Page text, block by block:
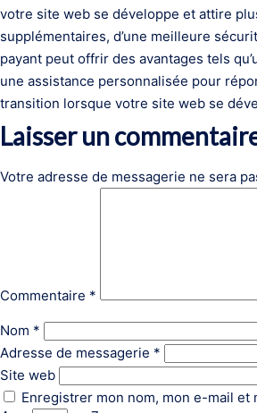
votre site web se développe et attire
supplémentaires, d’une meilleure
payant peut offrir des avantages tels
une assistance personnalisée pour
transition lorsque votre site web se
Laisser un
Votre adresse de messagerie ne sera
Commentaire *
Nom *
Adresse de messagerie *
Site web
Enregistrer mon nom, mon e-mail